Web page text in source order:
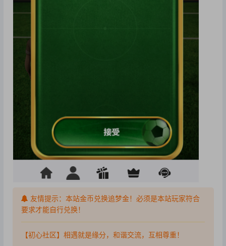
友情提示：本站金币兑换追梦金！必须是本站玩家符合
要求才能自行兑换！
【初心社区】相遇就是缘分，和谐交流，互相尊重！